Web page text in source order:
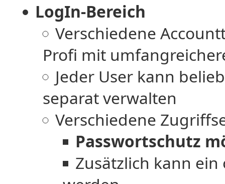
LogIn-Bereich
Verschiedene
Profi mit
Jeder User kann
separat verwalten
Verschiedene
Passwortschutz
Zusätzlich kann